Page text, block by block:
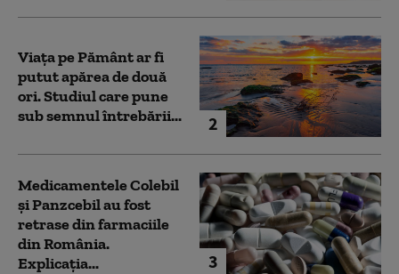
2
Viața pe Pământ ar fi
putut apărea de două
ori. Studiul care pune
sub semnul întrebării...
3
Medicamentele Colebil
și Panzcebil au fost
retrase din farmaciile
din România.
Explicația...